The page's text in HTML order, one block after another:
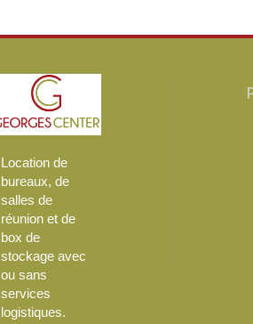
Location de
bureaux, de
salles de
réunion et de
box de
stockage avec
ou sans
services
logistiques.